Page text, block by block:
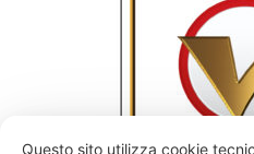
Questo sito utilizza cookie